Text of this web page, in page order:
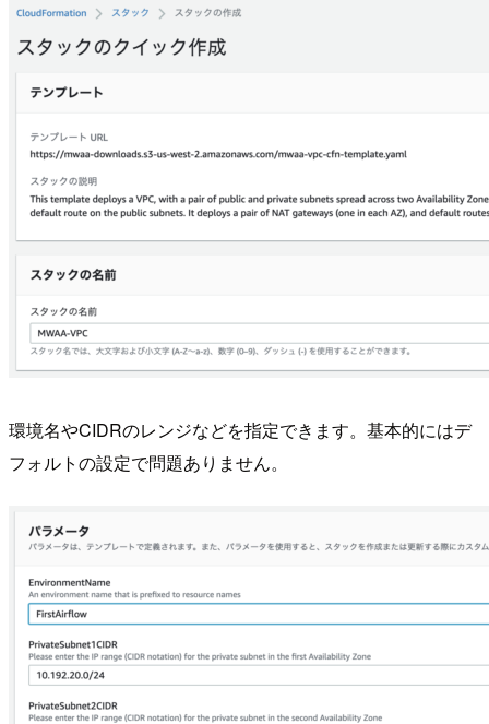
環境名やCIDRのレンジなどを指定できます。基本的にはデ
フォルトの設定で問題ありません。